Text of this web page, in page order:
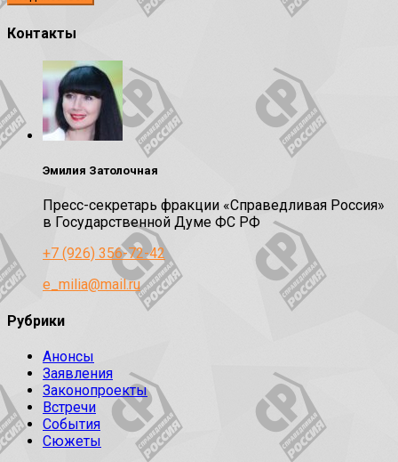
Контакты
Эмилия Затолочная
Пресс-секретарь фракции «Справедливая Россия»
в Государственной Думе ФС РФ
+7 (926) 356-72-42
e_milia@mail.ru
Рубрики
Анонсы
Заявления
Законопроекты
Встречи
События
Сюжеты